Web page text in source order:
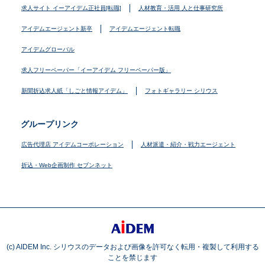
求人サイト イーアイデム正社員[転職] 人材教育・活用 人と仕事研究所
アイデムエージェント新卒 アイデムエージェント転職
アイデムグローバル
求人フリーペーパー「イーアイデム フリーペーパー版」
新聞折込求人紙「しごと情報アイデム」 フォトギャラリー シリウス
グループリンク
広告代理店 アイデムコーポレーション 人材派遣・紹介・戦力エージェント
折込・Web企画制作 セブンネット
(c) AIDEM Inc. シリウスのデータおよび画像を許可なく転用・複製して利用する
ことを禁じます